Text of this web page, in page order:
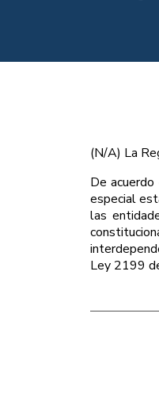
(N/A) La
De
especial
las
Ley 2199